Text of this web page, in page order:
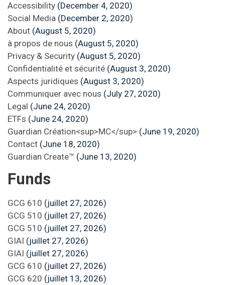
Accessibility (December 4, 2020)
Social Media (December 2, 2020)
About (August 5, 2020)
à propos de nous (August 5, 2020)
Privacy & Security (August 5, 2020)
Confidentialité et sécurité (August 3, 2020)
Aspects juridiques (August 3, 2020)
Communiquer avec nous (July 27, 2020)
Legal (June 24, 2020)
ETFs (June 24, 2020)
Guardian Création<sup>MC</sup> (June 19, 2020)
Contact (June 18, 2020)
Guardian Create™ (June 13, 2020)
Funds
GCG 610 (juillet 27, 2026)
GCG 510 (juillet 27, 2026)
GCG 510 (juillet 27, 2026)
GIAI (juillet 27, 2026)
GIAI (juillet 27, 2026)
GCG 610 (juillet 27, 2026)
GCG 620 (juillet 13, 2026)